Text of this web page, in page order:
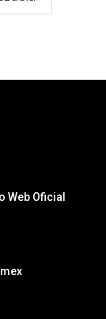
Web Oficial